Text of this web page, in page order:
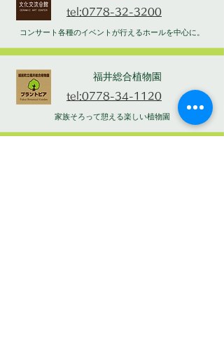
tel:0778-32-3200
コンサート各種のイベントが行えるホールを中心に。
福井総合植物園
tel:0778-34-1120
家族そろって憩える楽しい植物園